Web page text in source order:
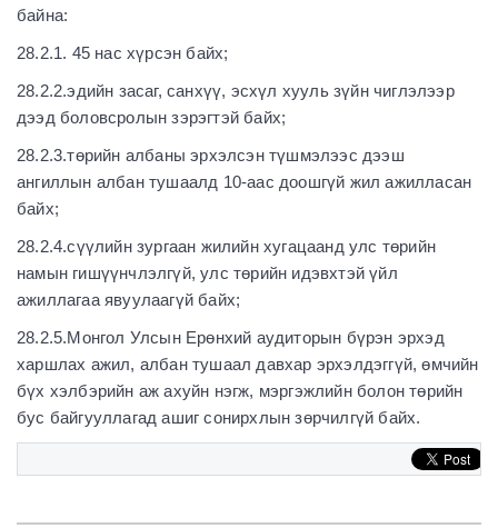
байна:
28.2.1. 45 нас хүрсэн байх;
28.2.2.эдийн засаг, санхүү, эсхүл хууль зүйн чиглэлээр
дээд боловсролын зэрэгтэй байх;
28.2.3.төрийн албаны эрхэлсэн түшмэлээс дээш
ангиллын албан тушаалд 10-аас доошгүй жил ажилласан
байх;
28.2.4.сүүлийн зургаан жилийн хугацаанд улс төрийн
намын гишүүнчлэлгүй, улс төрийн идэвхтэй үйл
ажиллагаа явуулаагүй байх;
28.2.5.Монгол Улсын Ерөнхий аудиторын бүрэн эрхэд
харшлах ажил, албан тушаал давхар эрхэлдэггүй, өмчийн
бүх хэлбэрийн аж ахуйн нэгж, мэргэжлийн болон төрийн
бус байгууллагад ашиг сонирхлын зөрчилгүй байх.